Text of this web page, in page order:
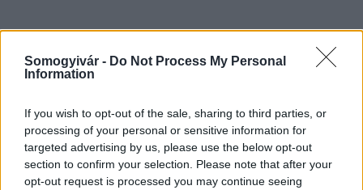
Somogyivár - Do Not Process My Personal
Information
If you wish to opt-out of the sale, sharing to third parties, or
processing of your personal or sensitive information for
targeted advertising by us, please use the below opt-out
section to confirm your selection. Please note that after your
opt-out request is processed you may continue seeing
Országos hírek